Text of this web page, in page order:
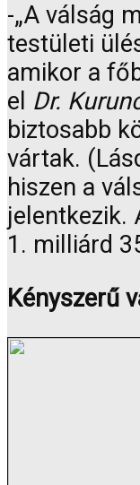
-„A válság
testületi
amikor a
el Dr.
biztosabb
vártak.
hiszen a
jelentkezik.
1. milliárd
Kényszerű